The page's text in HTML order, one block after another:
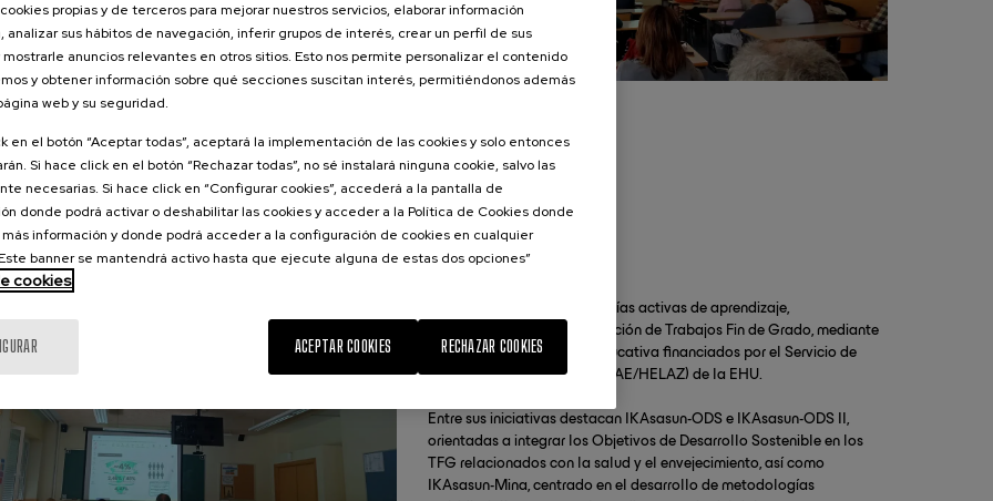
forma parte de IKAsasun-Mina, uno de los proyectos
por IKAsasun, grupo docente estructurado de la EHU
la enseñanza multidisciplinar biosanitaria.
trabaja en titulaciones como Farmacia, Medicina,
Nutrición Humana y Dietética, Fisioterapia o Ciencia y
de los Alimentos.
El grupo impulsa metodologías activas de aprendizaje,
especialmente en la tutorización de Trabajos Fin de Grado, mediante
proyectos de innovación educativa financiados por el Servicio de
Asesoramiento Educativo (SAE/HELAZ) de la EHU.
Entre sus iniciativas destacan IKAsasun-ODS e IKAsasun-ODS II,
orientadas a integrar los Objetivos de Desarrollo Sostenible en los
TFG relacionados con la salud y el envejecimiento, así como
IKAsasun-Mina, centrado en el desarrollo de metodologías
propias y de terceros para mejorar nuestros servicios, elaborar información
analizar sus hábitos de navegación, inferir grupos de interés, crear un perfil de sus
anuncios relevantes en otros sitios. Esto nos permite personalizar el contenido
y obtener información sobre qué secciones suscitan interés, permitiéndonos además
web y su seguridad.
en el botón “Aceptar todas”, aceptará la implementación de las cookies y solo entonces
Si hace click en el botón “Rechazar todas”, no sé instalará ninguna cookie, salvo las
necesarias. Si hace click en “Configurar cookies”, accederá a la pantalla de
donde podrá activar o deshabilitar las cookies y acceder a la Política de Cookies donde
información y donde podrá acceder a la configuración de cookies en cualquier
banner se mantendrá activo hasta que ejecute alguna de estas dos opciones”
cookies
RECHAZAR COOKIES
ACEPTAR COOKIES